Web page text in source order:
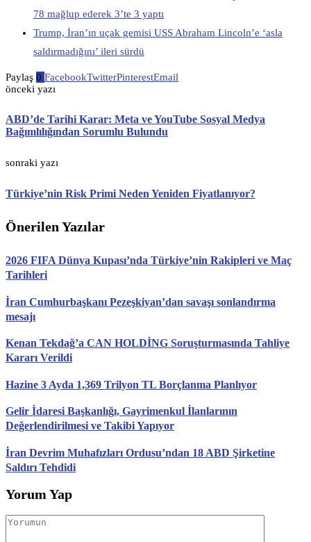
78 mağlup ederek 3’te 3 yaptı
Trump, İran’ın uçak gemisi USS Abraham Lincoln’e ‘asla
saldırmadığını’ ileri sürdü
Paylaş 0 FacebookTwitterPinterestEmail
önceki yazı
ABD’de Tarihi Karar: Meta ve YouTube Sosyal Medya
Bağımlılığından Sorumlu Bulundu
sonraki yazı
Türkiye’nin Risk Primi Neden Yeniden Fiyatlanıyor?
Önerilen Yazılar
2026 FIFA Dünya Kupası’nda Türkiye’nin Rakipleri ve Maç
Tarihleri
İran Cumhurbaşkanı Pezeşkiyan’dan savaşı sonlandırma
mesajı
Kenan Tekdağ’a CAN HOLDİNG Soruşturmasında Tahliye
Kararı Verildi
Hazine 3 Ayda 1,369 Trilyon TL Borçlanma Planlıyor
Gelir İdaresi Başkanlığı, Gayrimenkul İlanlarının
Değerlendirilmesi ve Takibi Yapıyor
İran Devrim Muhafızları Ordusu’ndan 18 ABD Şirketine
Saldırı Tehdidi
Yorum Yap